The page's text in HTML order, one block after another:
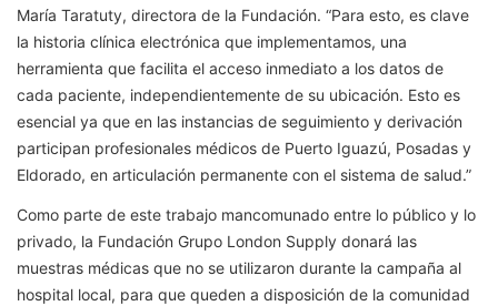
María Taratuty, directora de la Fundación. “Para esto, es clave
la historia clínica electrónica que implementamos, una
herramienta que facilita el acceso inmediato a los datos de
cada paciente, independientemente de su ubicación. Esto es
esencial ya que en las instancias de seguimiento y derivación
participan profesionales médicos de Puerto Iguazú, Posadas y
Eldorado, en articulación permanente con el sistema de salud.”
Como parte de este trabajo mancomunado entre lo público y lo
privado, la Fundación Grupo London Supply donará las
muestras médicas que no se utilizaron durante la campaña al
hospital local, para que queden a disposición de la comunidad